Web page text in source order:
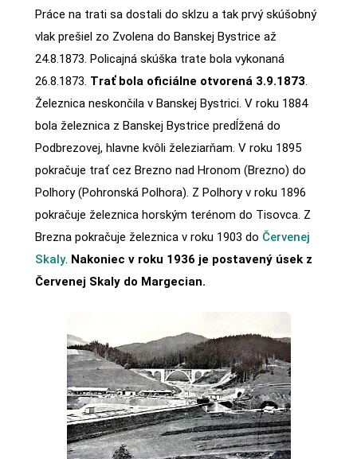
Práce na trati sa dostali do sklzu a tak prvý skúšobný
vlak prešiel zo Zvolena do Banskej Bystrice až
24.8.1873. Policajná skúška trate bola vykonaná
26.8.1873. Trať bola oficiálne otvorená 3.9.1873
Železnica neskončila v Banskej Bystrici. V roku 1884
bola železnica z Banskej Bystrice predĺžená do
Podbrezovej, hlavne kvôli železiarňam. V roku 1895
pokračuje trať cez Brezno nad Hronom (Brezno) do
Polhory (Pohronská Polhora). Z Polhory v roku 1896
pokračuje železnica horským terénom do Tisovca. Z
Brezna pokračuje železnica v roku 1903 do Červenej
Skaly. Nakoniec v roku 1936 je postavený úsek z
Červenej Skaly do Margecian.